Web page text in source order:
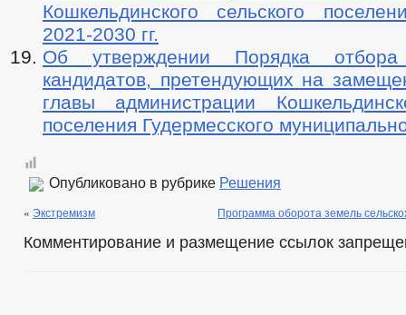
Кошкельдинского сельского
2021-2030 гг.
Об утверждении Порядка
кандидатов, претендующих на
главы администрации
поселения Гудермесского
Опубликовано в рубрике Решения
« Экстремизм Программа оборота земель
Комментирование и размещение ссылок